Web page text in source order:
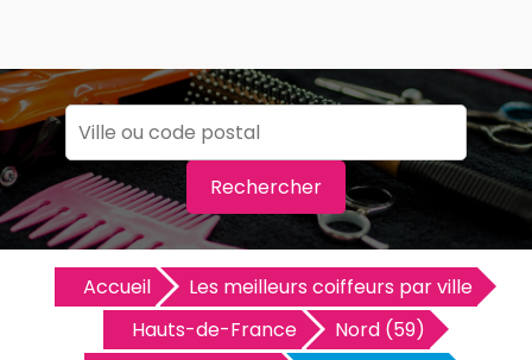
Rechercher
Accueil
Les meilleurs coiffeurs par ville
Hauts-de-France
Nord (59)